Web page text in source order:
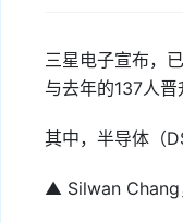
三星电子宣布，
与去年的137人晋
其中，半导体（
▲ Silwan Chang